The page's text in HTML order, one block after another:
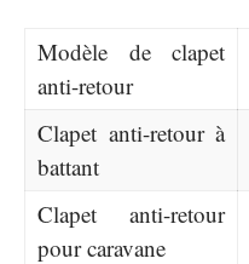
Modèle de clapet
anti-retour
Clapet anti-retour à
battant
Clapet anti-retour
pour caravane